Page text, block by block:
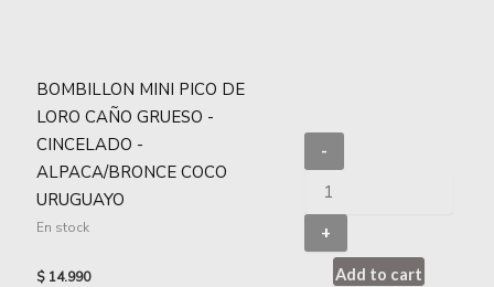
BOMBILLON MINI PICO DE
LORO CAÑO GRUESO -
CINCELADO -
ALPACA/BRONCE COCO
URUGUAYO
En stock
$ 14.990
-
+
Add to cart